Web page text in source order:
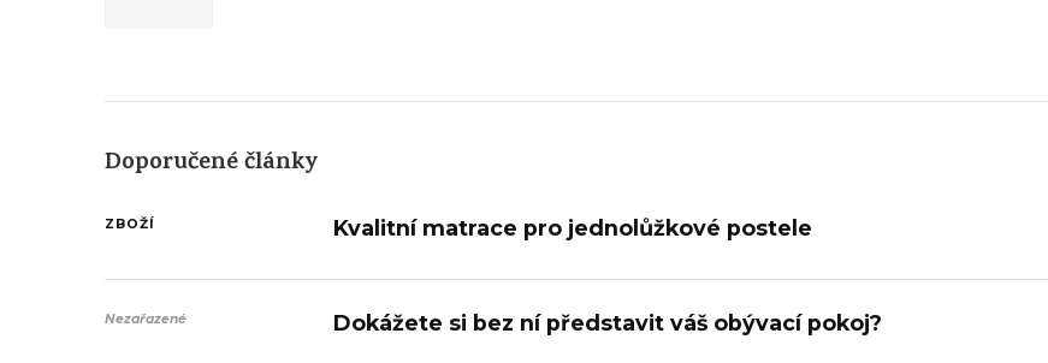
Doporučené články
ZBOŽÍ Kvalitní matrace pro jednolůžkové postele
Nezařazené Dokážete si bez ní představit váš obývací pokoj?